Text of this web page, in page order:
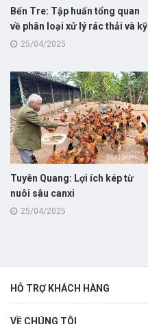
Bến Tre: Tập huấn tổng quan
về phân loại xử lý rác thải và kỹ
thuật nuôi sâu canxi cho hội
25/04/2025
Tuyên Quang: Lợi ích kép từ
nuôi sâu canxi
25/04/2025
HỖ TRỢ KHÁCH HÀNG
VỀ CHÚNG TÔI